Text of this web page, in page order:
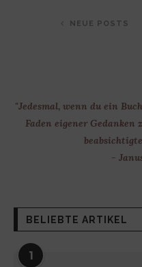
NEUE POSTS
"Jedesmal, wenn du ein
Faden eigener Gedanken
-
BELIEBTE ARTIKEL
1